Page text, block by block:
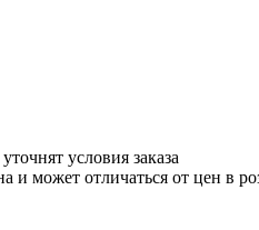
условия заказа
и может отличаться от цен в